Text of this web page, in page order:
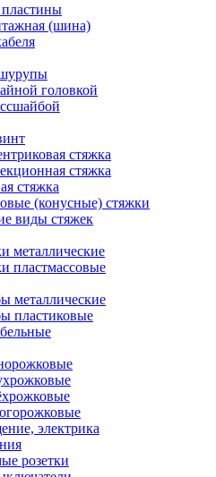
(шина)
головкой
стяжка
стяжка
стяжка
(конусные) стяжки
виды стяжек
металлические
пластмассовые
металлические
пластиковые
электрика
розетки